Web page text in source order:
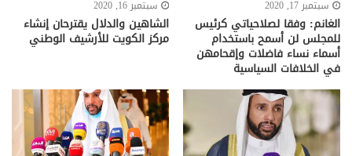
سبتمبر 17, 2020
الغانم: وفقا لصلاحياتي كرئيس
للمجلس لن أسمح باستخدام
أسماء نساء فاضلات وإقحامهن
في الخلافات السياسية
سبتمبر 16, 2020
الشاهين والدلال يقترحان إنشاء
مركز الكويت للأرشيف الوطني